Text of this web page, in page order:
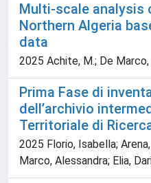
Multi-scale analysis
Northern Algeria
data
2025 Achite, M.; De Marco,
Prima Fase di
dell’archivio
Territoriale di
2025 Florio, Isabella;
Marco, Alessandra; Elia,